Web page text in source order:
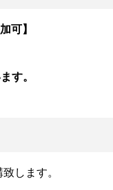
可】
す。
します。